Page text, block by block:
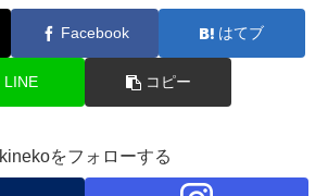
Facebook はてブ
LINE コピー
kinekoをフォローする